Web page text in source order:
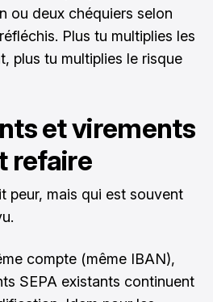
ou deux chéquiers selon
Plus tu multiplies les
plus tu multiplies le risque
et virements
refaire
peur, mais qui est souvent
compte (même IBAN),
SEPA existants continuent